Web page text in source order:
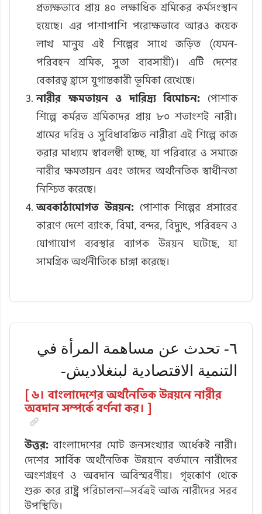
প্রত্যক্ষভাবে প্রায় ৪০ লক্ষাধিক শ্রমিকের কর্মসংস্থান
হয়েছে। এর পাশাপাশি পরোক্ষভাবে আরও কয়েক
লাখ মানুষ এই শিল্পের সাথে জড়িত (যেমন-
পরিবহন শ্রমিক, সুতা ব্যবসায়ী)। এটি দেশের
বেকারত্ব হ্রাসে যুগান্তকারী ভূমিকা রেখেছে।
নারীর ক্ষমতায়ন ও দারিদ্র্য বিমোচন: পোশাক
শিল্পে কর্মরত শ্রমিকদের প্রায় ৮০ শতাংশই নারী।
গ্রামের দরিদ্র ও সুবিধাবঞ্চিত নারীরা এই শিল্পে কাজ
করার মাধ্যমে স্বাবলম্বী হচ্ছে, যা পরিবারে ও সমাজে
নারীর ক্ষমতায়ন এবং তাদের অর্থনৈতিক স্বাধীনতা
নিশ্চিত করেছে।
অবকাঠামোগত উন্নয়ন:পোশাক শিল্পের প্রসারের
কারণে দেশে ব্যাংক, বিমা, বন্দর, বিদ্যুৎ, পরিবহন ও
যোগাযোগ ব্যবস্থার ব্যাপক উন্নয়ন ঘটেছে, যা
সামগ্রিক অর্থনীতিকে চাঙ্গা করেছে।
٦- تحدث عن مساهمة المرأة في
التنمية الاقتصادية لبنغلاديش-
[ ৬। বাংলাদেশের অর্থনৈতিক উন্নয়নে নারীর
অবদান সম্পর্কে বর্ণনা কর। ]
উত্তর: বাংলাদেশের মোট জনসংখ্যার অর্ধেকই নারী।
দেশের সার্বিক অর্থনৈতিক উন্নয়নে বর্তমানে নারীদের
অংশগ্রহণ ও অবদান অবিস্মরণীয়। গৃহকোণ থেকে
শুরু করে রাষ্ট্র পরিচালনা—সর্বত্রই আজ নারীদের সরব
উপস্থিতি।